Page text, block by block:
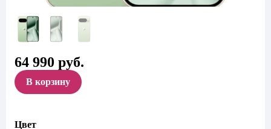
64 990 руб.
В корзину
Цвет